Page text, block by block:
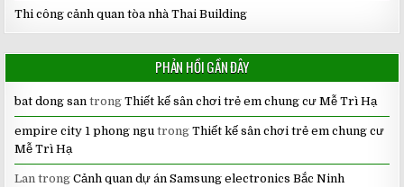
Thi công cảnh quan tòa nhà Thai Building
PHẢN HỒI GẦN ĐÂY
bat dong san trongThiết kế sân chơi trẻ em chung cư Mễ Trì Hạ
empire city 1 phong ngu trongThiết kế sân chơi trẻ em chung cư
Mễ Trì Hạ
Lan trongCảnh quan dự án Samsung electronics Bắc Ninh